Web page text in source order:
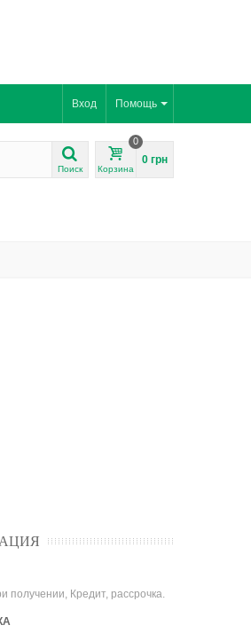
Помощь
Вход
Поиск Корзина
0
0 грн
получении, Кредит, рассрочка.